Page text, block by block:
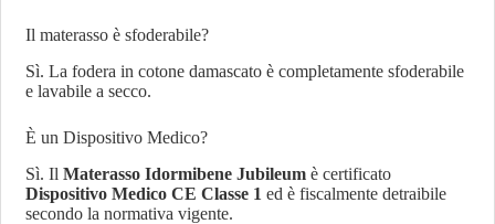
Il materasso è sfoderabile?
Sì. La fodera in cotone damascato è completamente sfoderabile
e lavabile a secco.
È un Dispositivo Medico?
Sì. IlMaterasso Idormibene Jubileum è certificato
Dispositivo Medico CE Classe 1 ed è fiscalmente detraibile
secondo la normativa vigente.